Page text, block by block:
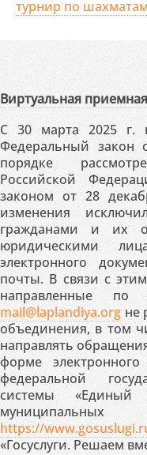
турнир по шахматам
Виртуальная приемная
С 30 марта 2025 г.
Федеральный
порядке
Российской
законом от 28
изменения
гражданами и их
юридическими
электронного
почты. В связи с
направленные по
mail@laplandiya.org не
объединения, в том
направлять
форме
федеральной
системы «Единый
https://
«Госуслуги. Решаем